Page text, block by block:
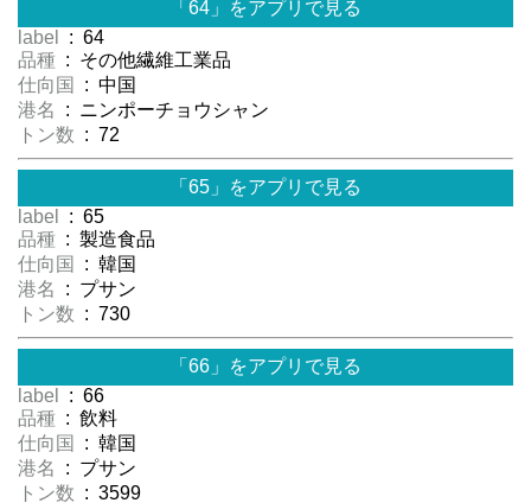
「64」をアプリで見る
label
: 64
品種 : その他繊維工業品
仕向国
: 中国
港名
: ニンポーチョウシャン
トン数 : 72
「65」をアプリで見る
label
: 65
品種 : 製造食品
仕向国
: 韓国
港名
: プサン
トン数 : 730
「66」をアプリで見る
label
: 66
品種 : 飲料
仕向国
: 韓国
港名
: プサン
トン数 : 3599